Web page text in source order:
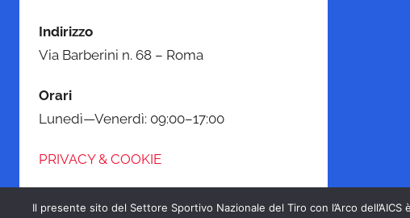
Indirizzo
Via Barberini n. 68 – Roma
Orari
Lunedì—Venerdì: 09:00–17:00
PRIVACY & COOKIE
Il presente sito del Settore Sportivo Nazionale del Tiro con l’Arco